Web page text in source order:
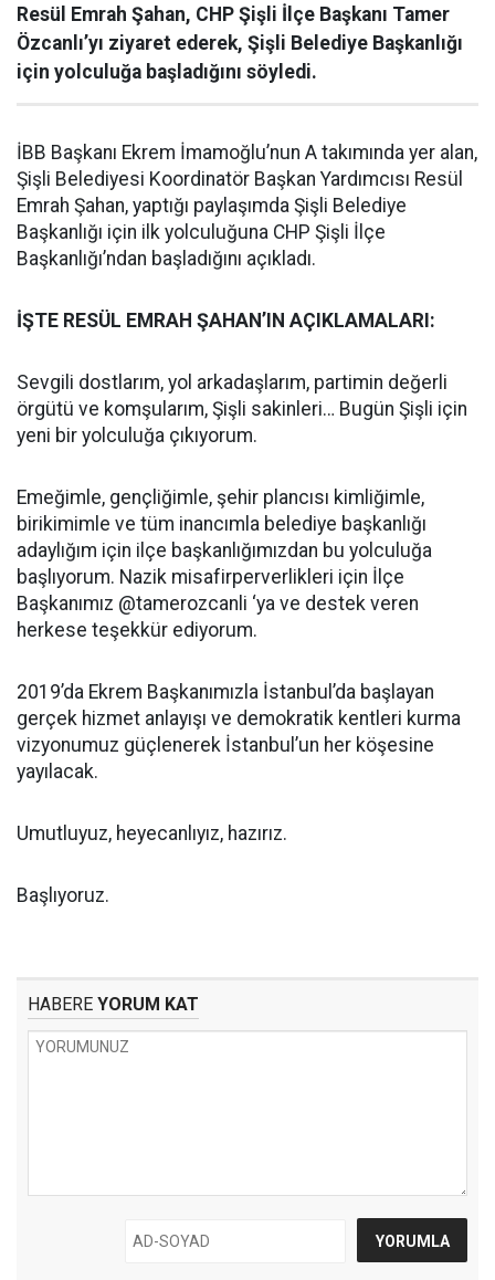
Resül Emrah Şahan, CHP Şişli İlçe Başkanı Tamer
Özcanlı’yı ziyaret ederek, Şişli Belediye Başkanlığı
için yolculuğa başladığını söyledi.
İBB Başkanı Ekrem İmamoğlu’nun A takımında yer alan,
Şişli Belediyesi Koordinatör Başkan Yardımcısı Resül
Emrah Şahan, yaptığı paylaşımda Şişli Belediye
Başkanlığı için ilk yolculuğuna CHP Şişli İlçe
Başkanlığı’ndan başladığını açıkladı.
İŞTE RESÜL EMRAH ŞAHAN’IN AÇIKLAMALARI:
Sevgili dostlarım, yol arkadaşlarım, partimin değerli
örgütü ve komşularım, Şişli sakinleri… Bugün Şişli için
yeni bir yolculuğa çıkıyorum.
Emeğimle, gençliğimle, şehir plancısı kimliğimle,
birikimimle ve tüm inancımla belediye başkanlığı
adaylığım için ilçe başkanlığımızdan bu yolculuğa
başlıyorum. Nazik misafirperverlikleri için İlçe
Başkanımız @tamerozcanli ‘ya ve destek veren
herkese teşekkür ediyorum.
2019’da Ekrem Başkanımızla İstanbul’da başlayan
gerçek hizmet anlayışı ve demokratik kentleri kurma
vizyonumuz güçlenerek İstanbul’un her köşesine
yayılacak.
Umutluyuz, heyecanlıyız, hazırız.
Başlıyoruz.
HABERE YORUM KAT